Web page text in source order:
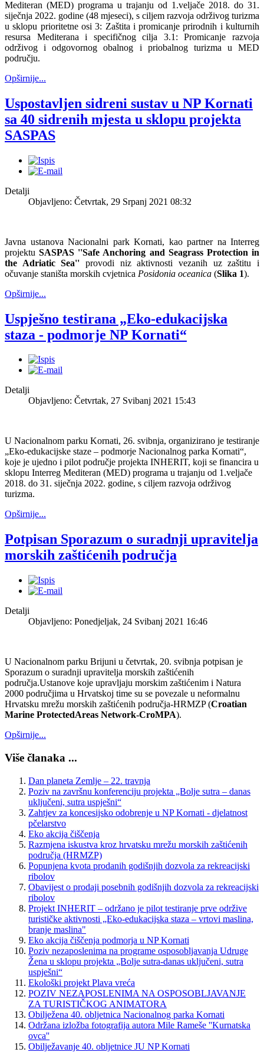
Mediteran (MED) programa u trajanju od 1.veljače 2018. do 31.
siječnja 2022. godine (48 mjeseci), s ciljem razvoja održivog turizma
u sklopu prioritetne osi 3: Zaštita i promicanje prirodnih i kulturnih
resursa Mediterana i specifičnog cilja 3.1: Promicanje razvoja
održivog i odgovornog obalnog i priobalnog turizma u MED
području.
Opširnije...
Uspostavljen sidreni sustav u NP Kornati
sa 40 sidrenih mjesta u sklopu projekta
SASPAS
Detalji
Objavljeno: Četvrtak, 29 Srpanj 2021 08:32
Javna ustanova Nacionalni park Kornati, kao partner na Interreg
projektuSASPAS ''Safe Anchoring and Seagrass Protection in
the Adriatic Sea'' provodi niz aktivnosti vezanih uz zaštitu i
očuvanje staništa morskih cvjetnica Posidonia oceanica (Slika 1).
Opširnije...
Uspješno testirana „Eko-edukacijska
staza - podmorje NP Kornati“
Detalji
Objavljeno: Četvrtak, 27 Svibanj 2021 15:43
U Nacionalnom parku Kornati, 26. svibnja, organizirano je testiranje
„Eko-edukacijske staze – podmorje Nacionalnog parka Kornati“,
koje je ujedno i pilot područje projekta INHERIT, koji se financira u
sklopu Interreg Mediteran (MED) programa u trajanju od 1.veljače
2018. do 31. siječnja 2022. godine, s ciljem razvoja održivog
turizma.
Opširnije...
Potpisan Sporazum o suradnji upravitelja
morskih zaštićenih područja
Detalji
Objavljeno: Ponedjeljak, 24 Svibanj 2021 16:46
U Nacionalnom parku Brijuni u četvrtak, 20. svibnja potpisan je
Sporazum o suradnji upravitelja morskih zaštićenih
područja.Ustanove koje upravljaju morskim zaštićenim i Natura
2000 područjima u Hrvatskoj time su se povezale u neformalnu
Hrvatsku mrežu morskih zaštićenih područja-HRMZP (Croatian
Marine ProtectedAreas Network-CroMPA).
Opširnije...
Više članaka ...
Dan planeta Zemlje – 22. travnja
Poziv na završnu konferenciju projekta „Bolje sutra – danas
uključeni, sutra uspješni“
Zahtjev za koncesijsko odobrenje u NP Kornati - djelatnost
pčelarstvo
Eko akcija čiščenja
Razmjena iskustva kroz hrvatsku mrežu morskih zaštićenih
područja (HRMZP)
Popunjena kvota prodanih godišnjih dozvola za rekreacijski
ribolov
Obavijest o prodaji posebnih godišnjih dozvola za rekreacijski
ribolov
Projekt INHERIT – održano je pilot testiranje prve održive
turističke aktivnosti „Eko-edukacijska staza – vrtovi maslina,
branje maslina"
Eko akcija čiščenja podmorja u NP Kornati
Poziv nezaposlenima na programe osposobljavanja Udruge
Žena u sklopu projekta „Bolje sutra-danas uključeni, sutra
uspješni“
Ekološki projekt Plava vreća
POZIV NEZAPOSLENIMA NA OSPOSOBLJAVANJE
ZA TURISTIČKOG ANIMATORA
Obilježena 40. obljetnica Nacionalnog parka Kornati
Održana izložba fotografija autora Mile Rameše ''Kurnatska
ovca''
Obilježavanje 40. obljetnice JU NP Kornati